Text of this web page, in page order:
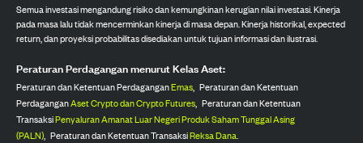
Semua investasi mengandung risiko dan kemungkinan kerugian nilai investasi. Kinerja
pada masa lalu tidak mencerminkan kinerja di masa depan. Kinerja historikal, expected
return, dan proyeksi probabilitas disediakan untuk tujuan informasi dan ilustrasi.
Peraturan Perdagangan menurut Kelas Aset:
Peraturan dan Ketentuan PerdaganganEmas, Peraturan dan Ketentuan
PerdaganganAset Crypto dan Crypto Futures, Peraturan dan Ketentuan
TransaksiPenyaluran Amanat Luar Negeri Produk Saham Tunggal Asing
(PALN), Peraturan dan Ketentuan TransaksiReksa Dana.